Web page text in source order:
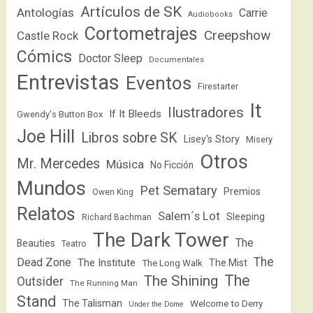
Antologías Artículos de SK Audiobooks Carrie
Castle Rock Cortometrajes Creepshow
Cómics Doctor Sleep Documentales
Entrevistas Eventos Firestarter
Gwendy's Button Box If It Bleeds Ilustradores It
Joe Hill Libros sobre SK Lisey's Story Misery
Mr. Mercedes Música No Ficción
Otros
Mundos
Owen King Pet Sematary Premios
Relatos Richard Bachman Salem´s Lot Sleeping
Beauties Teatro The Dark Tower The
Dead Zone The Institute The Long Walk The Mist The
Outsider
The Running Man The Shining The
Stand
The Talisman Under the Dome Welcome to Derry